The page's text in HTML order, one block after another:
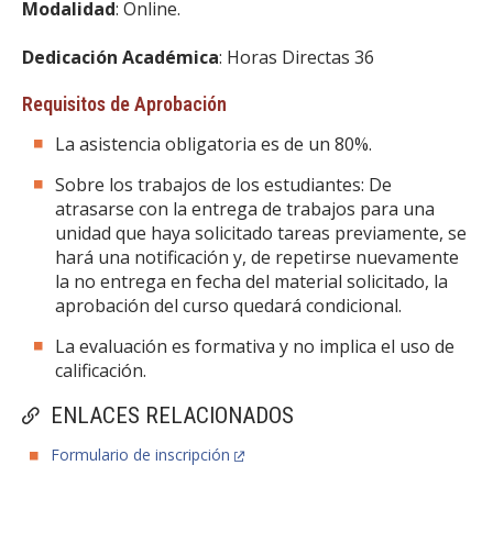
ENLACES RELACIONADOS
Formulario de inscripción
Modalidad: Online.
Dedicación Académica: Horas Directas 36
Requisitos de Aprobación
La asistencia obligatoria es de un 80%.
Sobre los trabajos de los estudiantes: De
atrasarse con la entrega de trabajos para una
unidad que haya solicitado tareas previamente, se
hará una notificación y, de repetirse nuevamente
la no entrega en fecha del material solicitado, la
aprobación del curso quedará condicional.
La evaluación es formativa y no implica el uso de
calificación.